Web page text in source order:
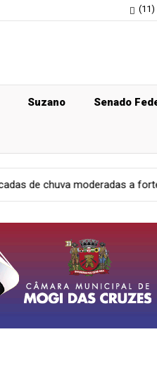
(11)
Suzano Senado
a fortes Geral